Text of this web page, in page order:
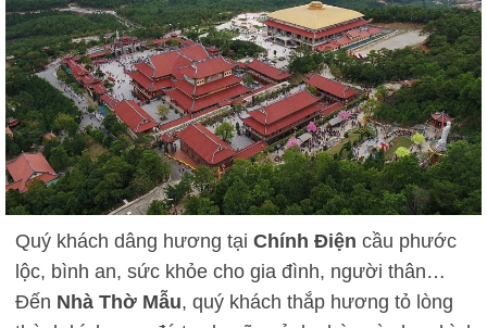
Quý khách dâng hương tại Chính Điện cầu phước
lộc, bình an, sức khỏe cho gia đình, người thân…
Đến Nhà Thờ Mẫu, quý khách thắp hương tỏ lòng